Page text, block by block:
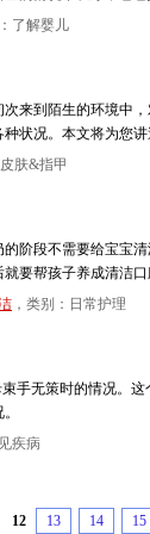
了解婴儿
来到陌生的环境中
状况。本文将为您
肤&指甲
阶段不需要给宝宝
要帮孩子养成清洁
，类别：日常护理
手无策时的情况。
疾病
12 13 14 15